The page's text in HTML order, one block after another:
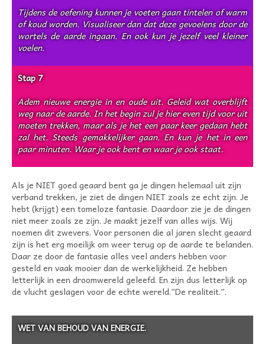
Tijdens de oefening kunnen je voeten gaan tintelen of warm
of koud worden. Visualiseer dan dat deze gevoelens door de
wortels de aarde ingaan. En ook kun je jezelf veel kleiner
voelen.
Stap 7
Adem nieuwe energie in en oude uit. Geleid wat overblijft
weg naar de aarde. In het begin zul je hier even tijd voor uit
moeten trekken, maar als je het een paar keer gedaan hebt
zal het. Steeds gemakkelijker gaan. En kun je het in een
paar minuten. Waar je ook bent en waar je ook staat.
Als je NIET goed geaard bent ga je dingen helemaal uit zijn
verband trekken, je ziet de dingen NIET zoals ze echt zijn. Je
hebt (krijgt) een tomeloze fantasie. Daardoor zie je de dingen
niet meer zoals ze zijn. Je maakt jezelf van alles wijs. Wij
noemen dit zwevers. Voor personen die al jaren slecht geaard
zijn is het erg moeilijk om weer terug op de aarde te belanden.
Daar ze door de fantasie alles veel anders hebben voor
gesteld en vaak mooier dan de werkelijkheid. Ze hebben
letterlijk in een droomwereld geleefd. En zijn dus letterlijk op
de vlucht geslagen voor de echte wereld.”De realiteit.”.
WET VAN BEHOUD VAN ENERGIE.